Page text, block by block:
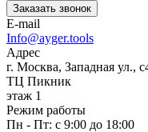
Заказать звонок
E-mail
Info@ayger.tools
Адрес
г. Москва, Западная ул.,
ТЦ Пикник
этаж 1
Режим работы
Пн - Пт: с 9:00 до 18:00